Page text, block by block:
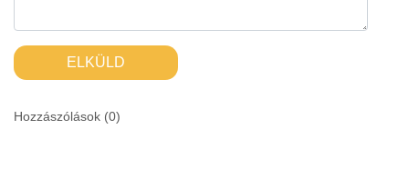
ELKÜLD
Hozzászólások (0)